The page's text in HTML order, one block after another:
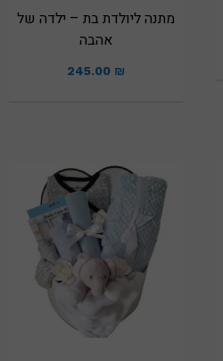
מתנה ליולדת בת – ילדה של
אהבה
245.00 ₪